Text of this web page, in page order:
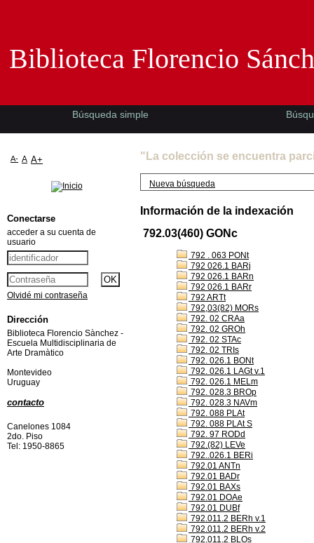
"La colección se encuentra
Nueva búsqueda
Información de la indexación
792.03(460) GONc
792 . 063 PONt
792 026.1 BARj
792 026.1 BARn
792 026.1 BARr
792 ARTt
792,03(82) MORs
792. 02 CRAa
792. 02 GROh
792. 02 STAc
792. 02 TRIs
792. 026.1 BONt
792. 026.1 LAGt v.1
792. 026.1 MELm
792. 028.3 BROp
792. 028.3 NAVm
792. 088 PLAt
792. 088 PLAt S
792. 97 RODd
792.(82) LEVe
792..026.1 BERi
792.01 ANTn
792.01 BADr
792.01 BAXs
792.01 DOAe
792.01 DUBf
792.011.2 BERh v.1
792.011.2 BERh v.2
792.011.2 BLOs
Biblioteca Florencio
Búsqueda simple
A- A A+
Conectarse
acceder a su cuenta de
usuario
Olvidé mi contraseña
Dirección
Biblioteca Florencio Sànchez -
Escuela Multidisciplinaria de
Arte Dramàtico
Montevideo
Uruguay
contacto
Canelones 1084
2do. Piso
Tel: 1950-8865